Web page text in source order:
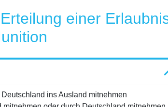
einer
ins Ausland mitnehmen